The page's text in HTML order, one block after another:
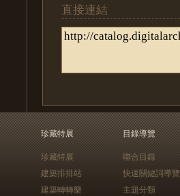
直接連結
珍藏特展
珍藏特展
建築排排站
建築轉轉樂
目錄導覽
聯合目錄
快速關鍵詞導覽
主題分類